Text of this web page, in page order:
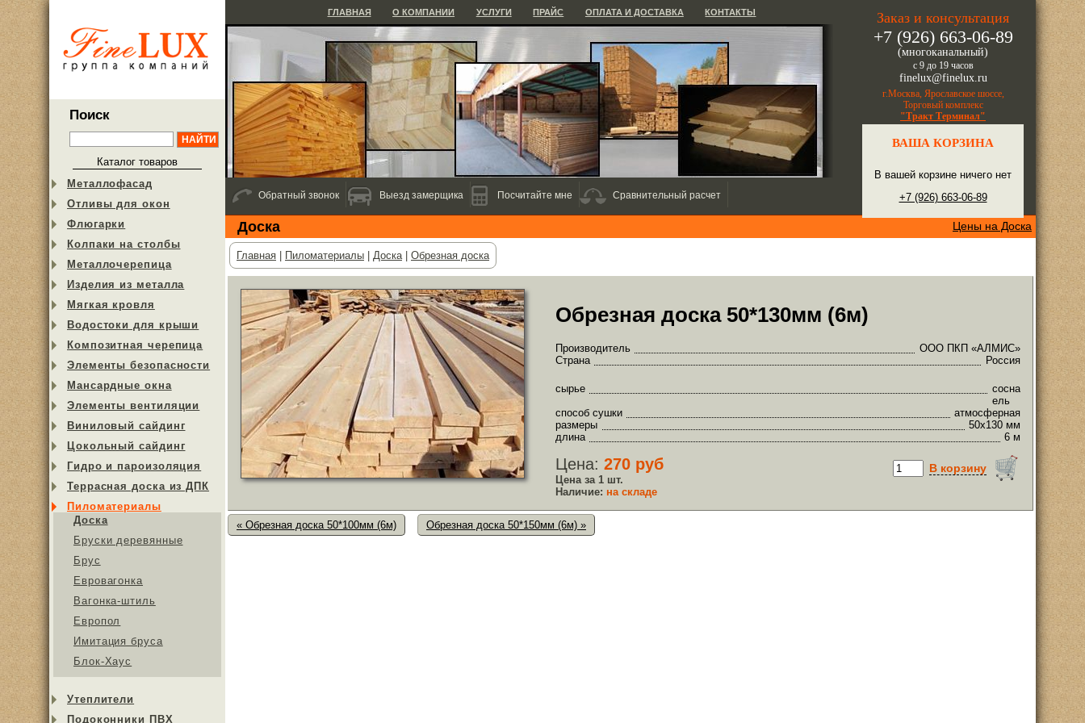
Поиск
Каталог товаров
Металлофасад
Отливы для окон
Флюгарки
Колпаки на столбы
Металлочерепица
Изделия из металла
Мягкая кровля
Водостоки для крыши
Композитная черепица
Элементы безопасности
Мансардные окна
Элементы вентиляции
Виниловый сайдинг
Цокольный сайдинг
Гидро и пароизоляция
Террасная доска из ДПК
Пиломатериалы
Доска
Бруски деревянные
Брус
Евровагонка
Вагонка-штиль
Европол
Имитация бруса
Блок-Хаус
Утеплители
Подоконники ПВХ
Заказ и консультация
+7 (926) 663-06-89
(многоканальный)
с 9 до 19 часов
finelux@finelux.ru
г.Москва, Ярославское шоссе,
Торговый комплекс
"Тракт Терминал"
ВАША КОРЗИНА
В вашей корзине ничего нет
+7 (926) 663-06-89
ГЛАВНАЯ О КОМПАНИИ УСЛУГИ ПРАЙС ОПЛАТА И ДОСТАВКА КОНТАКТЫ
Цены на Доска
Доска
Главная Пиломатериалы Доска| Обрезная доска
Обрезная доска 50*130мм (6м)
Производитель
ООО ПКП «АЛМИС»
Страна
Россия
сырье
сосна
ель
способ сушки
атмосферная
размеры
50х130 мм
длина
6 м
В корзину
Цена: 270 руб
Цена за 1 шт.
Наличие: на складе
« Обрезная доска 50*100мм (6м) Обрезная доска 50*150мм (6м) »
Обратный звонок Выезд замерщика Посчитайте мне Сравнительный расчет